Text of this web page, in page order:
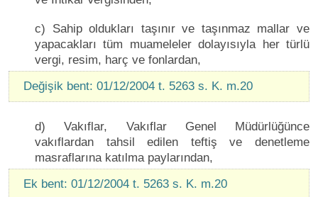
c) Sahip oldukları taşınır ve taşınmaz mallar ve
yapacakları tüm muameleler dolayısıyla her türlü
vergi, resim, harç ve fonlardan,
Değişik bent: 01/12/2004 t. 5263 s. K. m.20
d) Vakıflar, Vakıflar Genel Müdürlüğünce
vakıflardan tahsil edilen teftiş ve denetleme
masraflarına katılma paylarından,
Ek bent: 01/12/2004 t. 5263 s. K. m.20